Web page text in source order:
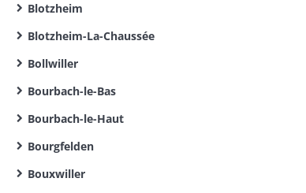
Blotzheim
Blotzheim-La-Chaussée
Bollwiller
Bourbach-le-Bas
Bourbach-le-Haut
Bourgfelden
Bouxwiller